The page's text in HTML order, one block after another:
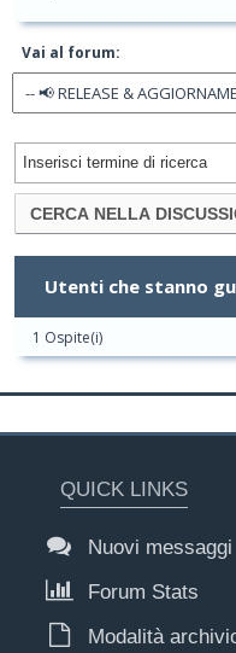
Vai al forum:
Utenti che stanno
1 Ospite(i)
QUICK LINKS
Nuovi messaggi
Forum Stats
Modalità